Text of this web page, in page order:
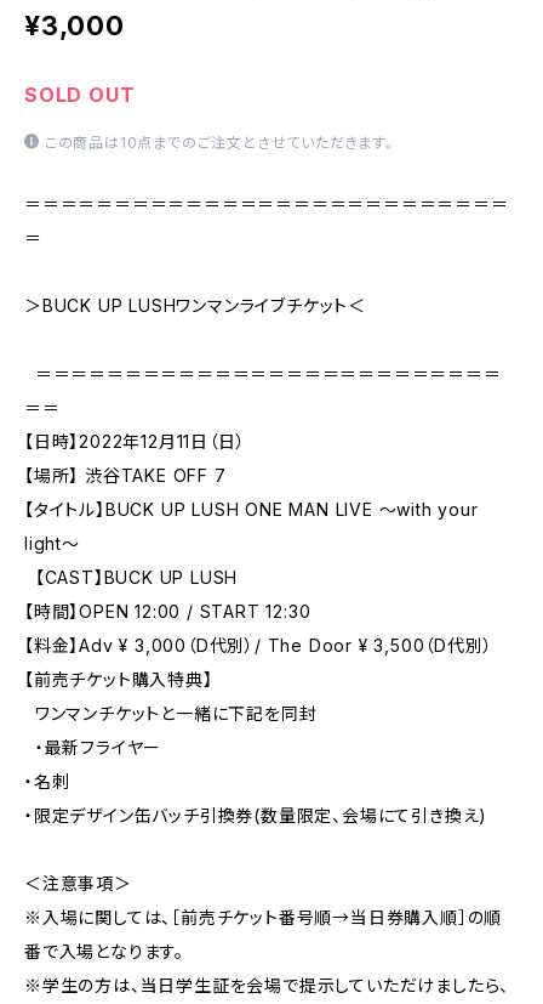
¥3,000
SOLD OUT
この商品は10点までのご注文とさせていただきます。
＝＝＝＝＝＝＝＝＝＝＝＝＝＝＝＝＝＝＝＝＝＝＝＝＝＝＝
＝
＞BUCK UP LUSHワンマンライブチケット＜
＝＝＝＝＝＝＝＝＝＝＝＝＝＝＝＝＝＝＝＝＝＝＝＝＝＝
＝＝
【日時】2022年12月11日（日）
【場所】 渋谷TAKE OFF 7
【タイトル】BUCK UP LUSH ONE MAN LIVE 〜with your
light〜
【CAST】BUCK UP LUSH
【時間】OPEN 12:00 / START 12:30
【料金】Adv ¥ 3,000（D代別）/ The Door ¥ 3,500（D代別）
【前売チケット購入特典】
ワンマンチケットと一緒に下記を同封
・最新フライヤー
・名刺
・限定デザイン缶バッチ引換券(数量限定、会場にて引き換え)
＜注意事項＞
※入場に関しては、［前売チケット番号順→当日券購入順］の順
番で入場となります。
※学生の方は、当日学生証を会場で提示していただけましたら、